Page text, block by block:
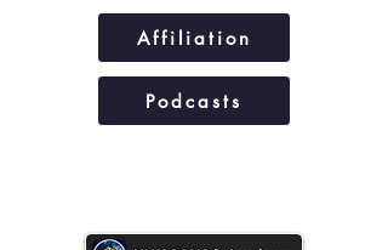
Affiliation
Podcasts